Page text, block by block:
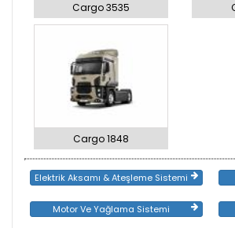
Cargo 3535
Cargo 1848
Elektrik Aksamı & Ateşleme Sistemi
Motor Ve Yağlama Sistemi